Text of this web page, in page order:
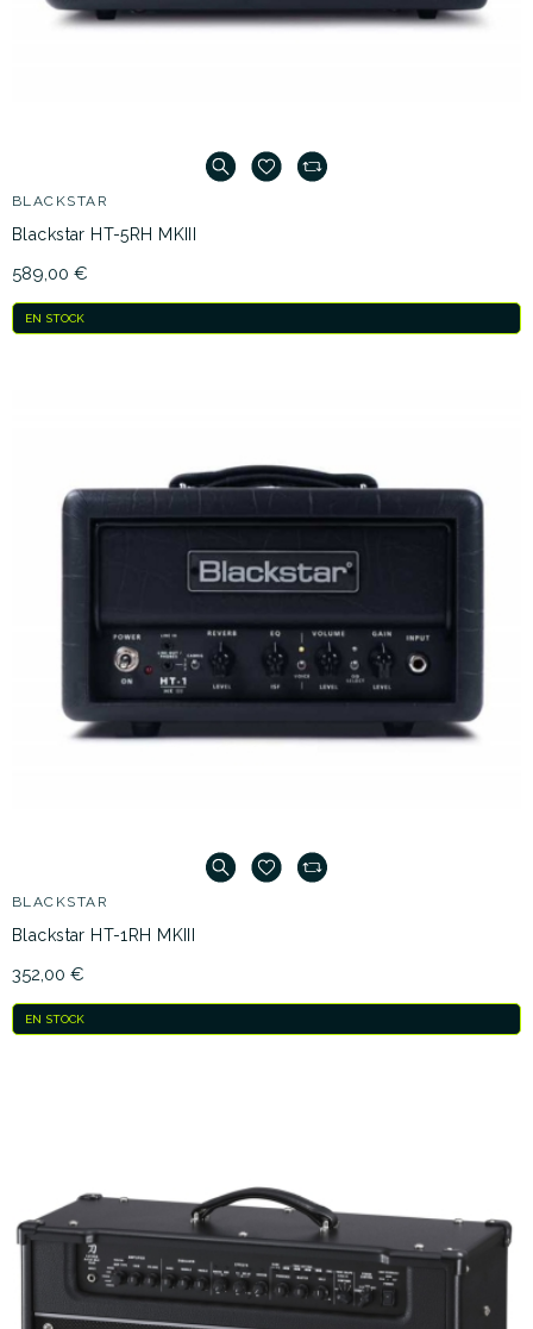
BLACKSTAR
Blackstar HT-5RH MKIII
589,00 €
EN STOCK
BLACKSTAR
Blackstar HT-1RH MKIII
352,00 €
EN STOCK